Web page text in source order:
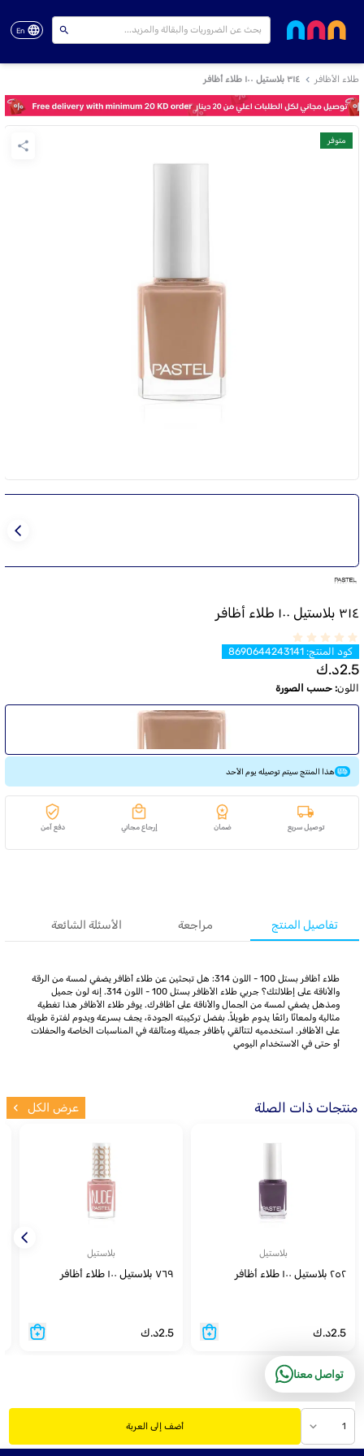
En
طلاء الأظافر ٣١٤ بلاستيل ١٠٠ طلاء أظافر
متوفر
٣١٤ بلاستيل ١٠٠ طلاء أظافر
كود المنتج:
8690644243141
2.5د.ك
اللون: حسب الصورة
هذا المنتج سيتم توصيله يوم الأحد
1 أضف إلى العربة
توصيل سريع ضمان إرجاع مجاني دفع آمن
تفاصيل المنتج مراجعة الأسئلة الشائعة
طلاء أظافر بستل 100 - اللون 314: هل تبحثين عن طلاء أظافر يضفي لمسة من الرقة
والأناقة على إطلالتك؟ جربي طلاء الأظافر بستل 100 - اللون 314. إنه لون جميل
ومذهل يضفي لمسة من الجمال والأناقة على أظافرك. يوفر طلاء الأظافر هذا تغطية
مثالية ولمعانًا رائعًا يدوم طويلاً. بفضل تركيبته الجودة، يجف بسرعة ويدوم لفترة طويلة
على الأظافر. استخدميه لتتألقي بأظافر جميلة ومتألقة في المناسبات الخاصة والحفلات
أو حتى في الاستخدام اليومي
منتجات ذات الصلة عرض الكل
بلاستيل
٢٥٢ بلاستيل ١٠٠ طلاء أظافر
2.5د.ك
بلاستيل
٧٦٩ بلاستيل ١٠٠ طلاء أظافر
2.5د.ك
تواصل معنا